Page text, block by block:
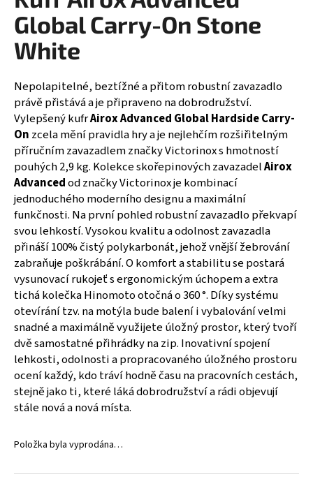
0,0
z
5
hvězdiček.
Global Carry-On Stone
White
Nepolapitelné, beztížné a přitom robustní zavazadlo
právě přistává a je připraveno na dobrodružství.
Vylepšený kufrAirox Advanced Global Hardside Carry-
On zcela mění pravidla hry a je nejlehčím rozšiřitelným
příručním zavazadlem značky Victorinox s hmotností
pouhých 2,9 kg. Kolekce skořepinových zavazadelAirox
Advancedod značky Victorinox je kombinací
jednoduchého moderního designu a maximální
funkčnosti. Na první pohled robustní zavazadlo překvapí
svou lehkostí. Vysokou kvalitu a odolnost zavazadla
přináší 100% čistý polykarbonát, jehož vnější žebrování
zabraňuje poškrábání. O komfort a stabilitu se postará
vysunovací rukojeť s ergonomickým úchopem a extra
tichá kolečka Hinomoto otočná o 360 °. Díky systému
otevírání tzv. na motýla bude balení i vybalování velmi
snadné a maximálně využijete úložný prostor, který tvoří
dvě samostatné přihrádky na zip. Inovativní spojení
lehkosti, odolnosti a propracovaného úložného prostoru
ocení každý, kdo tráví hodně času na pracovních cestách,
stejně jako ti, které láká dobrodružství a rádi objevují
stále nová a nová místa.
Položka byla vyprodána…
a
j
í
?
HLEDAT
D
o
p
o
r
u
č
u
j
e
m
e
CLASSIC,